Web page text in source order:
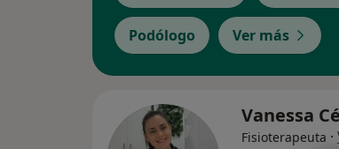
Podólogo Ver más
Vanessa
Fisioterapeuta ·